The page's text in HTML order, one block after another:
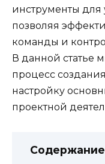
инструменты для
позволяя
команды и
В данной статье
процесс
настройку
проектной
Содержание